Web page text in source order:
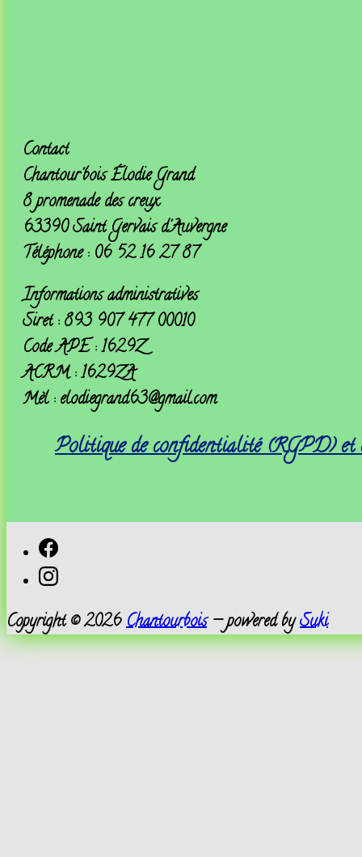
Contact
Chantour'boisÉlodie Grand
8 promenade des creux
63390 Saint Gervais d'Auvergne
Téléphone : 06 52 16 27 87
Informations administratives
Siret : 893 907 477 00010
Code APE : 1629Z
ACRM : 1629ZA
Mèl : elodiegrand63@gmail.com
Politique de confidentialité (RGPD) et
Facebook
Instagram
Copyright © 2026Chantourbois— powered bySuki